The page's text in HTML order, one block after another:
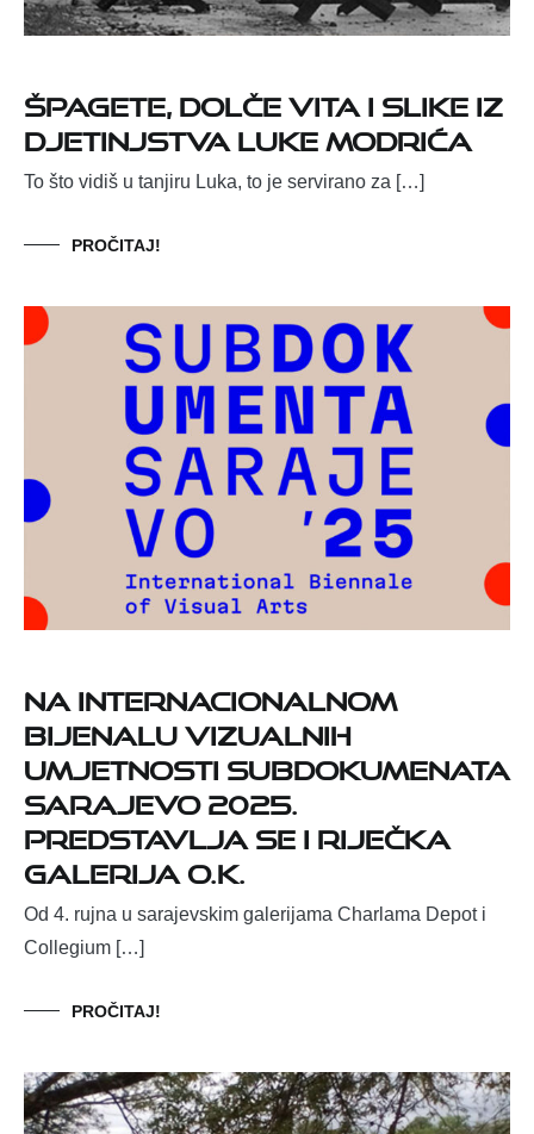
Špagete, Dolče Vita i slike iz
djetinjstva Luke Modrića
To što vidiš u tanjiru Luka, to je servirano za […]
PROČITAJ!
Na internacionalnom
Bijenalu vizualnih
umjetnosti SubDokumenata
Sarajevo 2025.
predstavlja se i riječka
Galerija O.K.
Od 4. rujna u sarajevskim galerijama Charlama Depot i
Collegium […]
PROČITAJ!